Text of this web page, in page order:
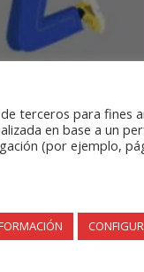
el trabajo social.
terceros para fines
en base a un
(por ejemplo,